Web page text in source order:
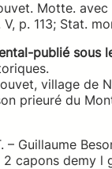
Motte. avec
V, p. 113; Stat.
publié sous
village de
prieuré du
– Guillaume
capons demy l